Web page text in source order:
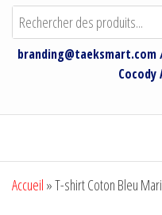
Taeksmart Group
branding@taeksmart.com
Cocody
Accueil »T-shirt Coton Bleu